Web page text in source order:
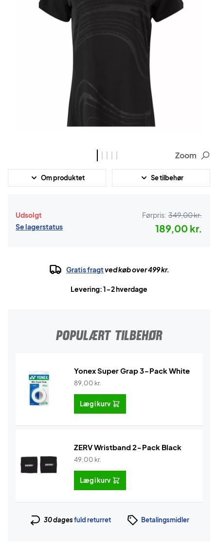
Zoom
Om produktet Se tilbehør
Udsolgt
Se lagerstatus
Førpris: 349,00 kr.
189,00 kr.
Gratis fragtved køb over 499 kr.
Levering: 1-2 hverdage
POPULÆRT TILBEHØR
Yonex Super Grap 3-Pack White
89,00 kr.
Læg i kurv
ZERV Wristband 2-Pack Black
49,00 kr.
Læg i kurv
30 dagesfuld returret Betalingsmidler